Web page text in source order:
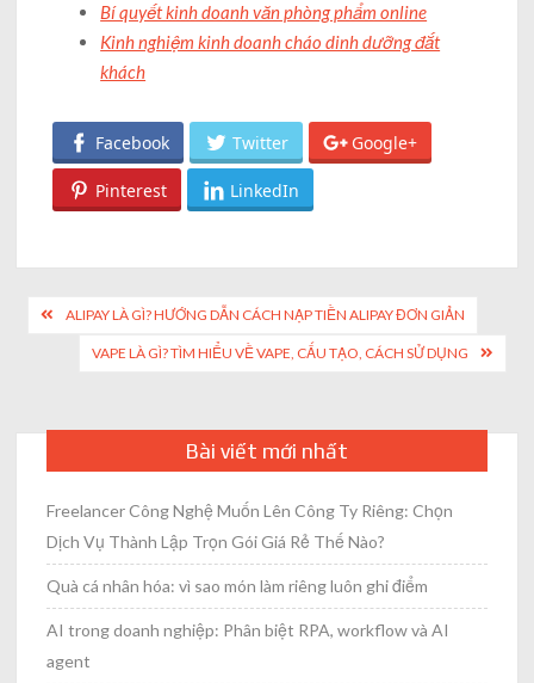
Bí quyết kinh doanh văn phòng phẩm online
Kinh nghiệm kinh doanh cháo dinh dưỡng đắt
khách
Facebook Twitter Google+
Pinterest LinkedIn
Post
navigation
ALIPAY LÀ GÌ? HƯỚNG DẪN CÁCH NẠP TIỀN ALIPAY ĐƠN GIẢN
VAPE LÀ GÌ? TÌM HIỂU VỀ VAPE, CẤU TẠO, CÁCH SỬ DỤNG
Bài viết mới nhất
Freelancer Công Nghệ Muốn Lên Công Ty Riêng: Chọn
Dịch Vụ Thành Lập Trọn Gói Giá Rẻ Thế Nào?
Quà cá nhân hóa: vì sao món làm riêng luôn ghi điểm
AI trong doanh nghiệp: Phân biệt RPA, workflow và AI
agent